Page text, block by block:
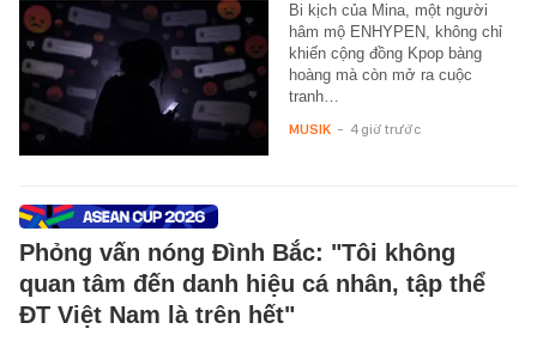
Bi kịch của Mina, một người
hâm mộ ENHYPEN, không chỉ
khiến cộng đồng Kpop bàng
hoàng mà còn mở ra cuộc
tranh…
MUSIK - 4 giờ trước
Phỏng vấn nóng Đình Bắc: "Tôi không
quan tâm đến danh hiệu cá nhân, tập thể
ĐT Việt Nam là trên hết"